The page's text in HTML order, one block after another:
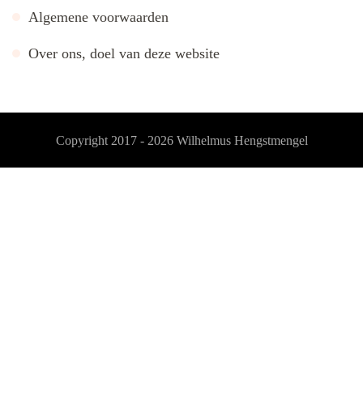
Algemene voorwaarden
Over ons, doel van deze website
Copyright 2017 - 2026 Wilhelmus Hengstmengel